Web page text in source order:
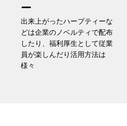
ー
出来上がったハーブティーな
どは企業のノベルティで配布
したり、福利厚生として従業
員が楽しんだり活用方法は
様々